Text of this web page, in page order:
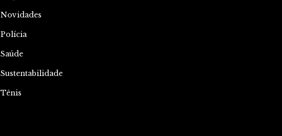
Novidades
Polícia
Saúde
Sustentabilidade
Tênis